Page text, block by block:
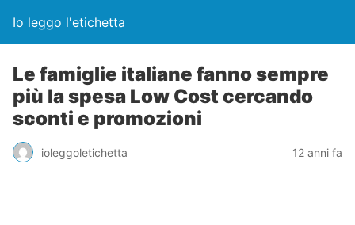
Io leggo l'etichetta
Le famiglie italiane fanno sempre
più la spesa Low Cost cercando
sconti e promozioni
ioleggoletichetta 12 anni fa